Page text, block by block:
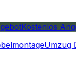
Kostenlos
Umzug